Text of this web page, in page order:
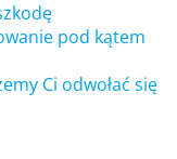
pod kątem
Ci odwołać się